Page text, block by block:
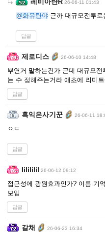
26-06-11 01:43
@화유탄야 근까 대규모전투
답글
제로디스 26-06-10 14:48
뿌연거 말하는건가 근데 대규모
는 수 정해주는거라 애초에 리미
답글
흑익은사기꾼 26-06-11
ㅇㄷ
답글
Iilililil 26-06-12 09:12
접근성에 광원효과인가? 이름 기
보임
답글
갈채 26-06-23 16:34